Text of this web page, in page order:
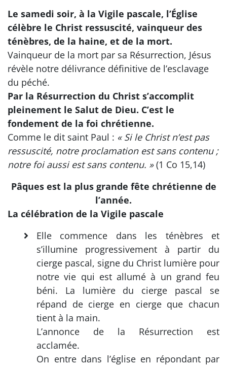
Le samedi soir, à la Vigile pascale, l’Église
célèbre le Christ ressuscité, vainqueur des
ténèbres, de la haine, et de la mort.
Vainqueur de la mort par sa Résurrection, Jésus
révèle notre délivrance définitive de l’esclavage
du péché.
Par la Résurrection du Christ s’accomplit
pleinement le Salut de Dieu. C’est le
fondement de la foi chrétienne.
Comme le dit saint Paul : « Si le Christ n’est pas
ressuscité, notre proclamation est sans contenu ;
notre foi aussi est sans contenu. »(1 Co 15,14)
Pâques est la plus grande fête chrétienne de
l’année.
La célébration de la Vigile pascale
Elle commence dans les ténèbres et
s’illumine progressivement à partir du
cierge pascal, signe du Christ lumière pour
notre vie qui est allumé à un grand feu
béni. La lumière du cierge pascal se
répand de cierge en cierge que chacun
tient à la main.
L’annonce de la Résurrection est
acclamée.
On entre dans l’église en répondant par